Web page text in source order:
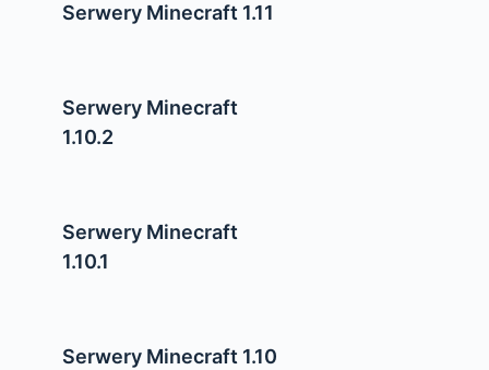
Serwery Minecraft 1.11
Serwery Minecraft
1.10.2
Serwery Minecraft
1.10.1
Serwery Minecraft 1.10